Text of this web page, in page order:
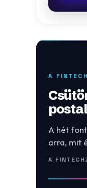
A
A hét
arra, mit
A